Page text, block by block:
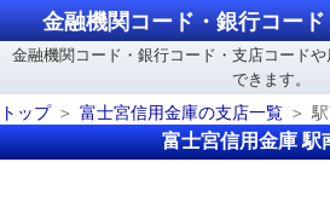
金融機関コード・銀行コー
金融機関コード・銀行コード・支店コード
できます。
トップ
富士宮信用金庫の支店一覧
富士宮信用金庫 駅